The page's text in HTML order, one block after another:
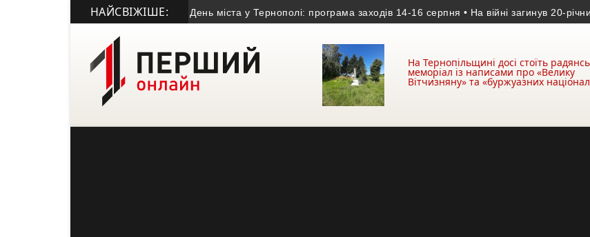
НАЙСВІЖІШЕ:• День міста у Тернополі: програма заходів 14-16 серпня • На війні загинув 20-річний
На Тернопільщині досі стоїть
меморіал із написами про «Велику
Вітчизняну» та «буржуазних